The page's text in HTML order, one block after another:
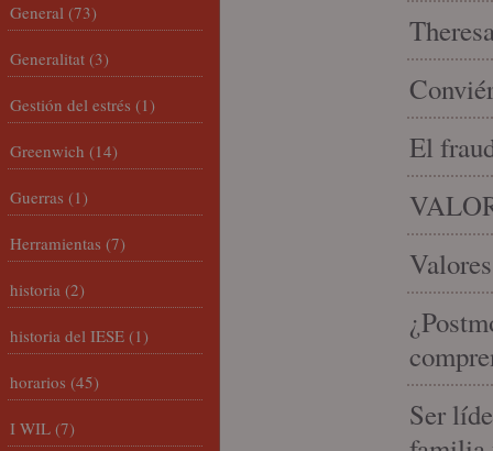
El
Ser
General (73)
Generalitat (3)
Gestión del estrés (1)
Greenwich (14)
Guerras (1)
Herramientas (7)
historia (2)
historia del IESE (1)
horarios (45)
I WIL (7)